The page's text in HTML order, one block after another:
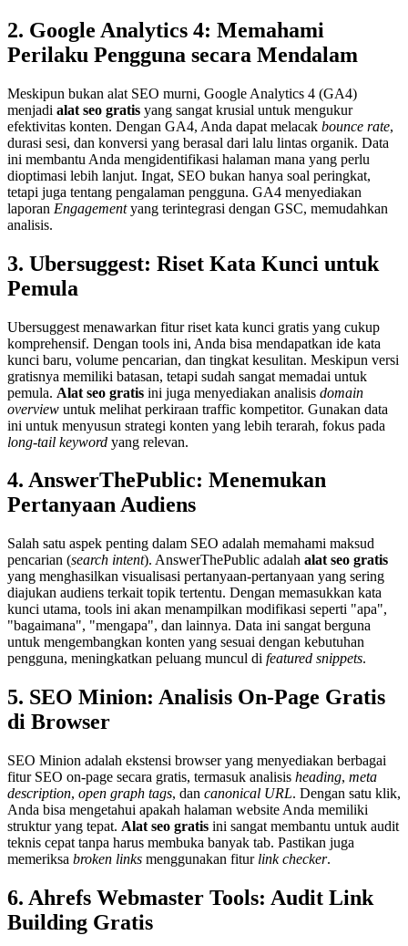
2. Google Analytics 4: Memahami
Perilaku Pengguna secara Mendalam
Meskipun bukan alat SEO murni, Google Analytics 4 (GA4)
menjadi alat seo gratis yang sangat krusial untuk mengukur
efektivitas konten. Dengan GA4, Anda dapat melacak bounce rate,
durasi sesi, dan konversi yang berasal dari lalu lintas organik. Data
ini membantu Anda mengidentifikasi halaman mana yang perlu
dioptimasi lebih lanjut. Ingat, SEO bukan hanya soal peringkat,
tetapi juga tentang pengalaman pengguna. GA4 menyediakan
laporan Engagementyang terintegrasi dengan GSC, memudahkan
analisis.
3. Ubersuggest: Riset Kata Kunci untuk
Pemula
Ubersuggest menawarkan fitur riset kata kunci gratis yang cukup
komprehensif. Dengan tools ini, Anda bisa mendapatkan ide kata
kunci baru, volume pencarian, dan tingkat kesulitan. Meskipun versi
gratisnya memiliki batasan, tetapi sudah sangat memadai untuk
pemula. Alat seo gratis ini juga menyediakan analisis domain
overview untuk melihat perkiraan traffic kompetitor. Gunakan data
ini untuk menyusun strategi konten yang lebih terarah, fokus pada
long-tail keyword yang relevan.
4. AnswerThePublic: Menemukan
Pertanyaan Audiens
Salah satu aspek penting dalam SEO adalah memahami maksud
pencarian (search intent). AnswerThePublic adalah alat seo gratis
yang menghasilkan visualisasi pertanyaan-pertanyaan yang sering
diajukan audiens terkait topik tertentu. Dengan memasukkan kata
kunci utama, tools ini akan menampilkan modifikasi seperti "apa",
"bagaimana", "mengapa", dan lainnya. Data ini sangat berguna
untuk mengembangkan konten yang sesuai dengan kebutuhan
pengguna, meningkatkan peluang muncul di featured snippets.
5. SEO Minion: Analisis On-Page Gratis
di Browser
SEO Minion adalah ekstensi browser yang menyediakan berbagai
fitur SEO on-page secara gratis, termasuk analisis heading, meta
description, open graph tags, dan canonical URL. Dengan satu klik,
Anda bisa mengetahui apakah halaman website Anda memiliki
struktur yang tepat. Alat seo gratis ini sangat membantu untuk audit
teknis cepat tanpa harus membuka banyak tab. Pastikan juga
memeriksa broken links menggunakan fitur link checker.
6. Ahrefs Webmaster Tools: Audit Link
Building Gratis